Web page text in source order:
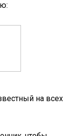
на всех